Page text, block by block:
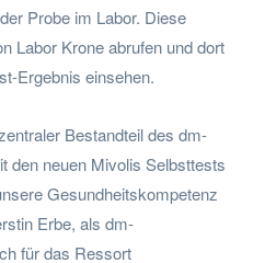
Probe im Labor. Diese
Labor Krone abrufen und dort
Ergebnis einsehen.
Bestandteil des dm-
den neuen Mivolis Selbsttests
Gesundheitskompetenz
Erbe, als dm-
für das Ressort